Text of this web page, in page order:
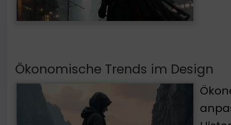
Ökonomische Trends im Design